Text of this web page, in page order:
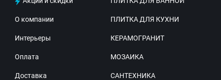
О компании
Интерьеры
Оплата
Доставка
ПЛИТКА ДЛЯ КУХНИ
КЕРАМОГРАНИТ
МОЗАИКА
САНТЕХНИКА